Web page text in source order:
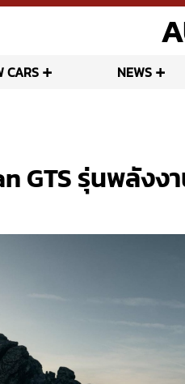
CARS NEWS
GTS รุ่นพลังง